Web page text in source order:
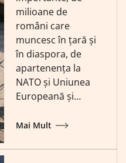
milioane de
români care
muncesc în țară și
în diaspora, de
apartenența la
NATO și Uniunea
Europeană și…
Mai Mult